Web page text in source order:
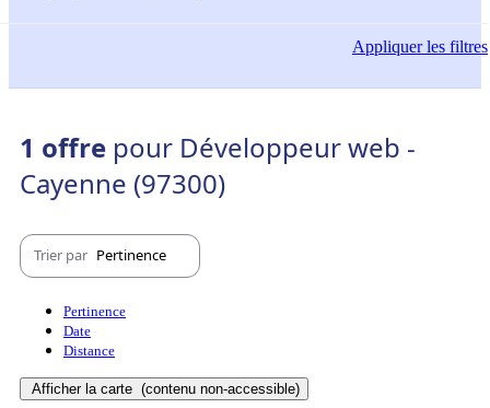
Appliquerles filtres
1 offre pour Développeur web -
Cayenne (97300)
Trier par Pertinence
Pertinence
Date
Distance
Afficher la carte (contenu non-accessible)